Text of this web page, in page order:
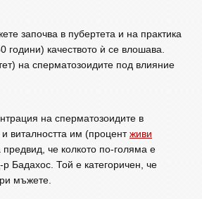
започва в пубертета и на практика
качеството ѝ се влошава.
на сперматозоидите под влияние
на сперматозоидите в
виталността им (процентживи
че колкото по-голяма е
Бадахос. Той е категоричен, че
мъжете.